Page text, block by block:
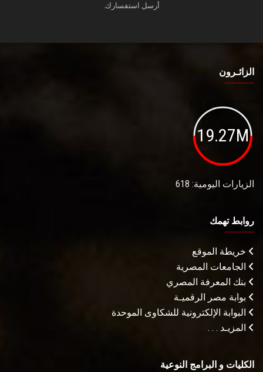
أرسل استفسارك.
الزائـرون
19.27M
الزيارات اليومية: 618
روابط تهمك
خريطة الموقع
الجامعات المصرية
بنك المعرفة المصري
بوابة مصر الرقميـة
البوابة الإلكترونية للشكاوى الموحدة
المزيـد . . .
الكليات و البرامج النوعية